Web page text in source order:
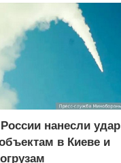
нанесли удар
в Киеве и